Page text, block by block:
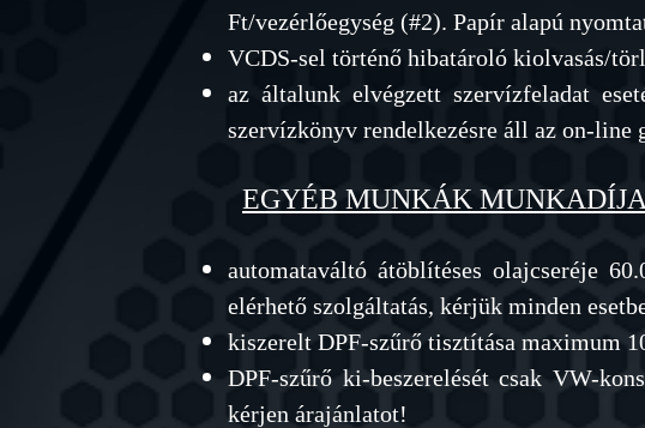
Ft/vezérlőegység (#2). Papír alapú
VCDS-sel történő hibatároló kiolvasás/
az általunk elvégzett szervízfeladat
szervízkönyv rendelkezésre áll az on-line
EGYÉB MUNKÁK MUNKADÍJA
automataváltó átöblítéses olajcseréje 60
elérhető szolgáltatás, kérjük minden
kiszerelt DPF-szűrő tisztítása maximum
DPF-szűrő ki-beszerelését csak VW-
kérjen árajánlatot!